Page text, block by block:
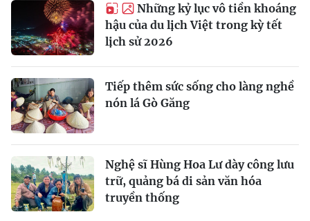
Những kỷ lục vô tiền khoáng
hậu của du lịch Việt trong kỳ tết
lịch sử 2026
Tiếp thêm sức sống cho làng nghề
nón lá Gò Găng
Nghệ sĩ Hùng Hoa Lư dày công lưu
trữ, quảng bá di sản văn hóa
truyền thống